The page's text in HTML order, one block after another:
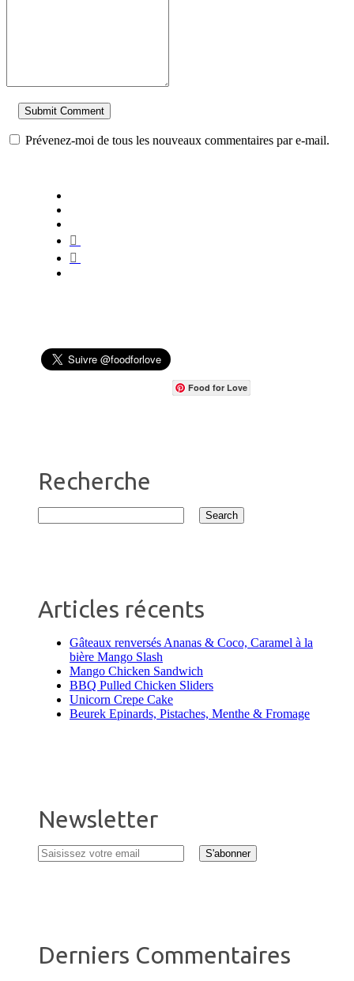
Prévenez-moi de tous les nouveaux commentaires par e-mail.
Food for Love
Recherche
Articles récents
Gâteaux renversés Ananas & Coco, Caramel à la
bière Mango Slash
Mango Chicken Sandwich
BBQ Pulled Chicken Sliders
Unicorn Crepe Cake
Beurek Epinards, Pistaches, Menthe & Fromage
Newsletter
Derniers Commentaires